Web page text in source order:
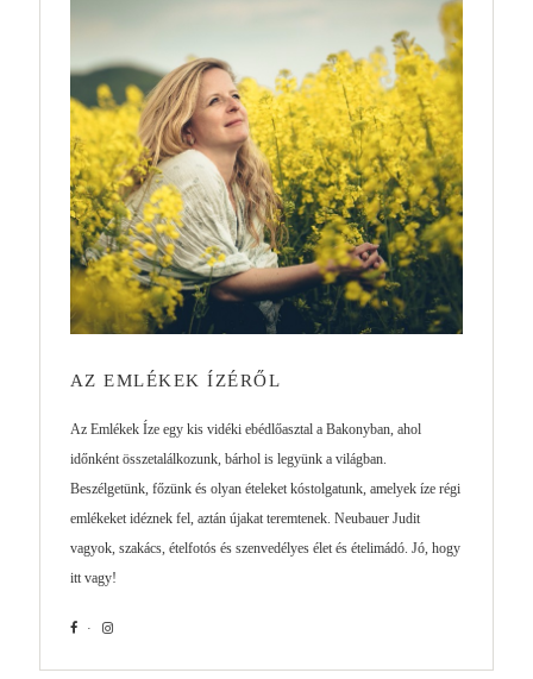
AZ EMLÉKEK ÍZÉRŐL
Az Emlékek Íze egy kis vidéki ebédlőasztal a Bakonyban, ahol
időnként összetalálkozunk, bárhol is legyünk a világban.
Beszélgetünk, főzünk és olyan ételeket kóstolgatunk, amelyek íze régi
emlékeket idéznek fel, aztán újakat teremtenek. Neubauer Judit
vagyok, szakács, ételfotós és szenvedélyes élet és ételimádó. Jó, hogy
itt vagy!